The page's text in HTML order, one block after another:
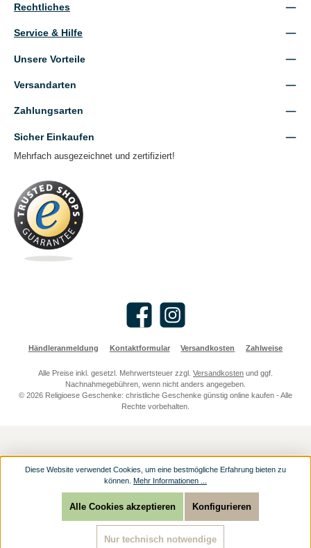
Rechtliches
Service & Hilfe
Unsere Vorteile
Versandarten
Zahlungsarten
Sicher Einkaufen
Mehrfach ausgezeichnet und zertifiziert!
Facebook Instagram
Händleranmeldung Kontaktformular Versandkosten Zahlweise
Alle Preise inkl. gesetzl. Mehrwertsteuer zzgl. Versandkosten und ggf.
Nachnahmegebühren, wenn nicht anders angegeben.
© 2026 Religioese Geschenke: christliche Geschenke günstig online kaufen - Alle
Rechte vorbehalten.
Diese Website verwendet Cookies, um eine bestmögliche Erfahrung bieten zu
können. Mehr Informationen ...
Nur technisch notwendige
Konfigurieren
Alle Cookies akzeptieren